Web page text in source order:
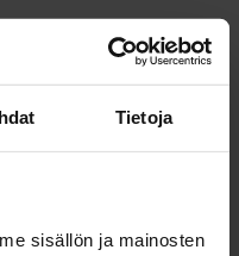
Tietoja
sisällön ja mainosten